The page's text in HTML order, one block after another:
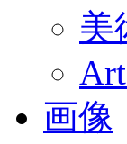
美
画像